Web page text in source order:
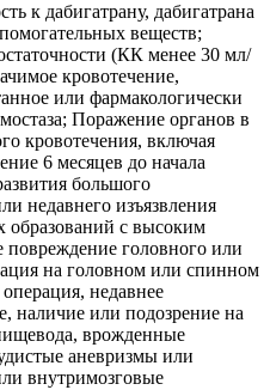
к дабигатрану, дабигатрана
веществ;
(КК менее 30 мл/
кровотечение,
или фармакологически
Поражение органов в
кровотечения, включая
6 месяцев до начала
большого
недавнего изъязвления
образований с высоким
повреждение головного или
на головном или спинном
недавнее
наличие или подозрение на
врожденные
аневризмы или
внутримозговые